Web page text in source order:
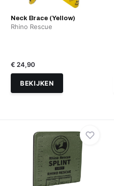
Neck Brace (Yellow)
Rhino Rescue
€ 24,90
BEKIJKEN